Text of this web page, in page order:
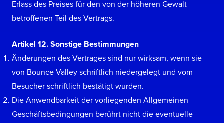
Erlass des Preises für den von der höheren Gewalt
betroffenen Teil des Vertrags.
Artikel 12. Sonstige Bestimmungen
Änderungen des Vertrages sind nur wirksam, wenn sie
von Bounce Valley schriftlich niedergelegt und vom
Besucher schriftlich bestätigt wurden.
Die Anwendbarkeit der vorliegenden Allgemeinen
Geschäftsbedingungen berührt nicht die eventuelle